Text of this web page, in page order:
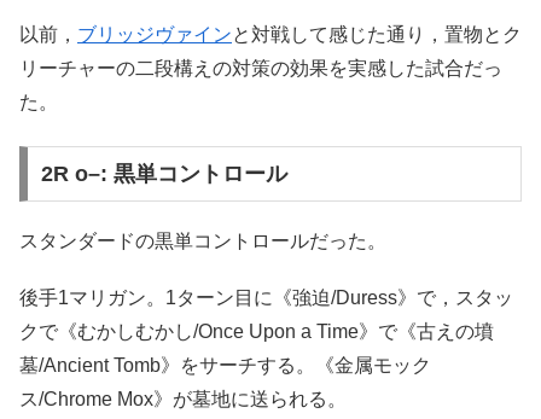
以前， ブリッジヴァインと対戦して感じた通り，置物とク
リーチャーの二段構えの対策の効果を実感した試合だっ
た。
2R o–: 黒単コントロール
スタンダードの黒単コントロールだった。
後手1マリガン。1ターン目に《強迫/Duress》で，スタッ
クで《むかしむかし/Once Upon a Time》で《古えの墳
墓/Ancient Tomb》をサーチする。《金属モック
ス/Chrome Mox》が墓地に送られる。